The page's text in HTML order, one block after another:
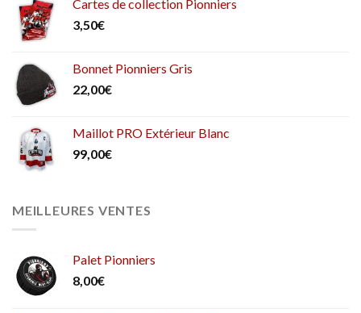
Cartes de collection Pionniers
3,50€
Bonnet Pionniers Gris
22,00€
Maillot PRO Extérieur Blanc
99,00€
MEILLEURES VENTES
Palet Pionniers
8,00€